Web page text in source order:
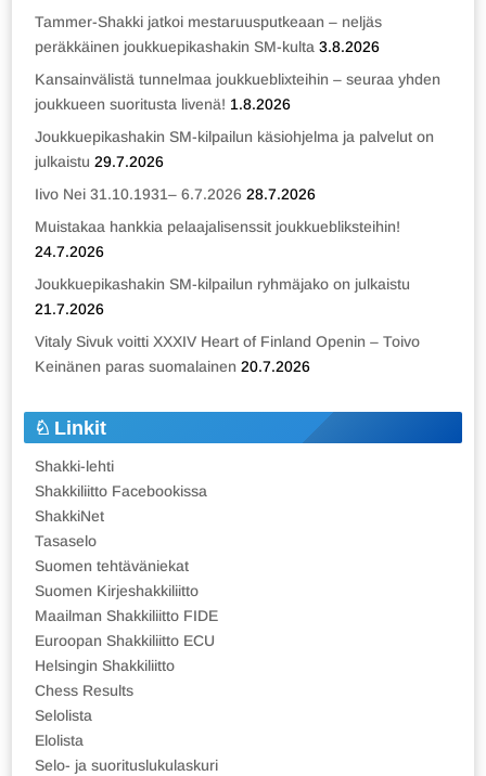
Tammer-Shakki jatkoi mestaruusputkeaan – neljäs
peräkkäinen joukkuepikashakin SM-kulta 3.8.2026
Kansainvälistä tunnelmaa joukkueblixteihin – seuraa yhden
joukkueen suoritusta livenä! 1.8.2026
Joukkuepikashakin SM-kilpailun käsiohjelma ja palvelut on
julkaistu 29.7.2026
Iivo Nei 31.10.1931– 6.7.2026 28.7.2026
Muistakaa hankkia pelaajalisenssit joukkuebliksteihin!
24.7.2026
Joukkuepikashakin SM-kilpailun ryhmäjako on julkaistu
21.7.2026
Vitaly Sivuk voitti XXXIV Heart of Finland Openin – Toivo
Keinänen paras suomalainen 20.7.2026
Linkit
Shakki-lehti
Shakkiliitto Facebookissa
ShakkiNet
Tasaselo
Suomen tehtäväniekat
Suomen Kirjeshakkiliitto
Maailman Shakkiliitto FIDE
Euroopan Shakkiliitto ECU
Helsingin Shakkiliitto
Chess Results
Selolista
Elolista
Selo- ja suorituslukulaskuri